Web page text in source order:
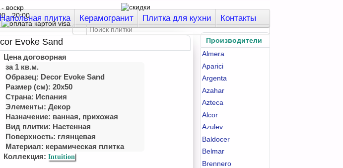
воскр
- 20:00
Напольная плитка Керамогранит Плитка для кухни Контакты
Производители
Almera
Aparici
Argenta
Azahar
Azteca
Alcor
Azulev
Baldocer
Belmar
Brennero
Evoke Sand
Цена договорная
за 1 кв.м.
Образец: Decor Evoke Sand
Размер (см): 20x50
Страна: Испания
Элементы: Декор
Назначение: ванная, прихожая
Вид плитки: Настенная
Поверхность: глянцевая
Материал: керамическая плитка
Коллекция:Intuition